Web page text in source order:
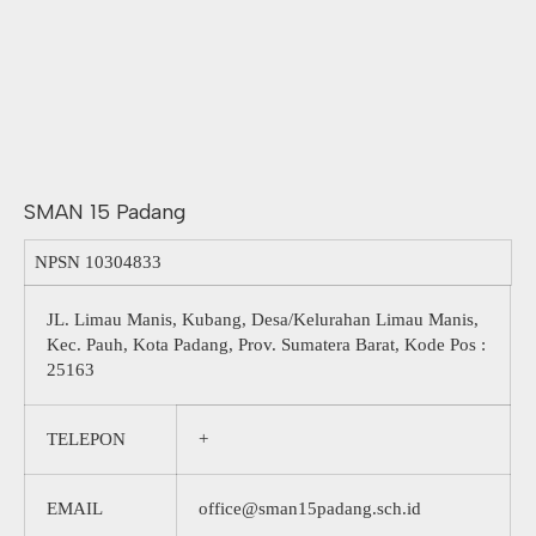
SMAN 15 Padang
NPSN 10304833
JL. Limau Manis, Kubang, Desa/Kelurahan Limau Manis,
Kec. Pauh, Kota Padang, Prov. Sumatera Barat, Kode Pos :
25163
TELEPON +
EMAIL office@sman15padang.sch.id